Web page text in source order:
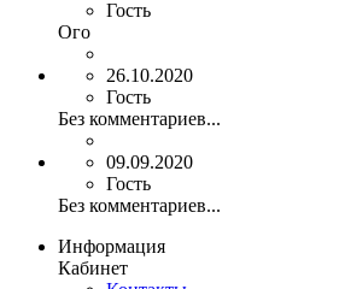
Гость
Ого
26.10.2020
Гость
Без комментариев...
09.09.2020
Гость
Без комментариев...
Информация
Кабинет